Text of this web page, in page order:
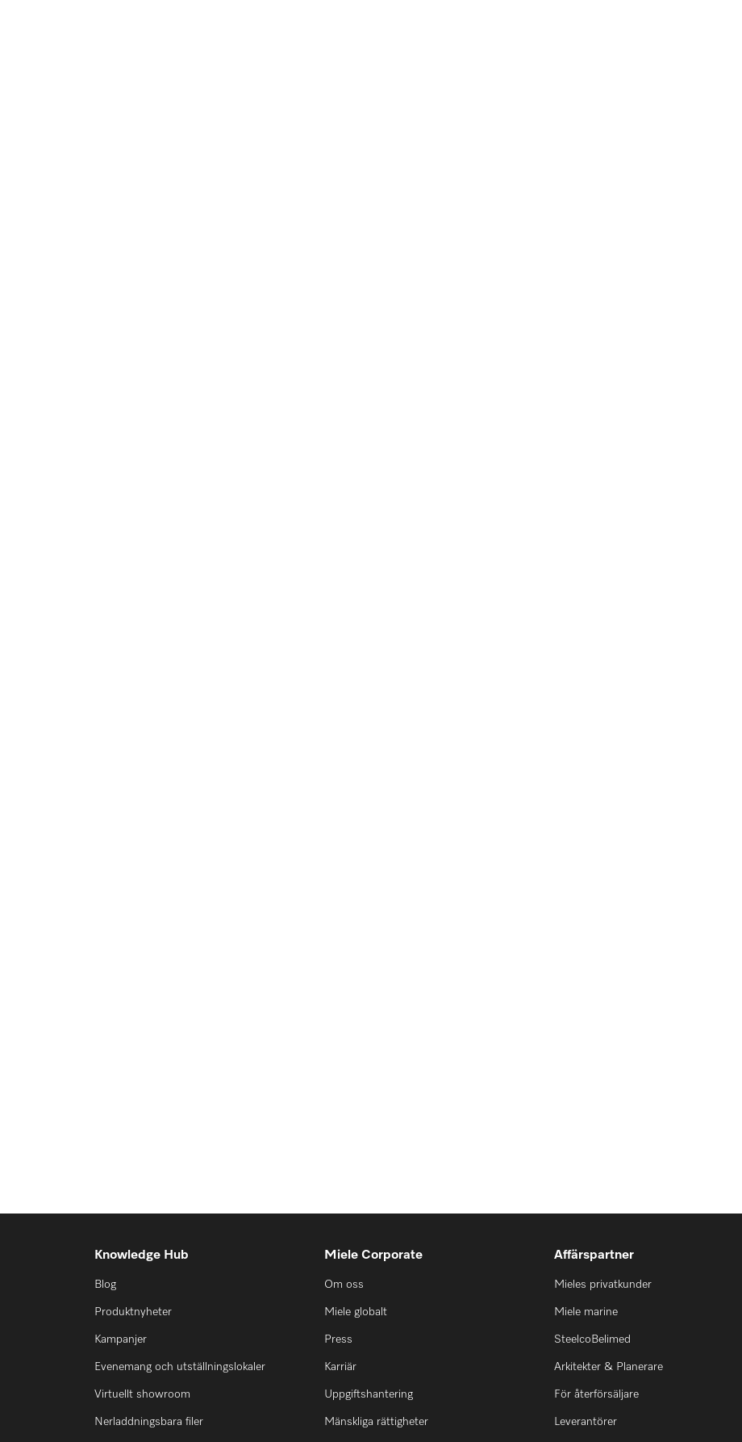
Knowledge Hub
Blog
Produktnyheter
Kampanjer
Evenemang och utställningslokaler
Virtuellt showroom
Nerladdningsbara filer
Miele Corporate
Om oss
Miele globalt
Press
Karriär
Uppgiftshantering
Mänskliga rättigheter
Affärspartner
Mieles privatkunder
Miele marine
SteelcoBelimed
Arkitekter & Planerare
För återförsäljare
Leverantörer